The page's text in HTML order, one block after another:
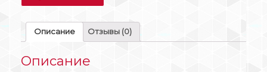
Описание Отзывы (0)
Описание